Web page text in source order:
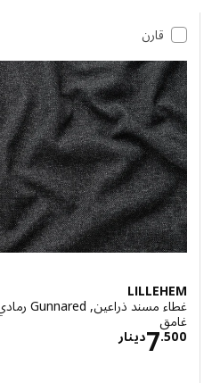
قارن
LILLEHEM
غطاء مسند ذراعين, Gunnared رمادي
غامق
دينار7.500 الاسعار دينار